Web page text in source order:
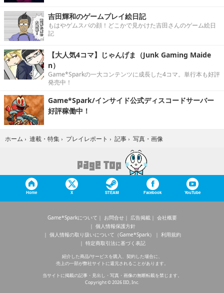
吉田輝和のゲームプレイ絵日記
もはやゲムスパの顔！どこかで見かけた吉田さんのゲーム絵日
記
【大人気4コマ】じゃんげま（Junk Gaming Maide
n）
Game*Sparkの一大コンテンツに成長した4コマ。単行本も好評
発売中！
Game*Spark/インサイド公式ディスコードサーバー
好評稼働中！
ホーム › 連載・特集 › プレイレポート › 記事 › 写真・画像
Home X STEAM Facebook YouTube
Game*Sparkについて お問合せ 広告掲載
会社概要
個人情報保護方針
個人情報の取り扱いについて（Game*Spark）
利用規約
特定商取引法に基づく表記
紹介した商品/サービスを購入、契約した場合に、
売上の一部が弊社サイトに還元されることがあります。
当サイトに掲載の記事・見出し・写真・画像の無断転載を禁じます。
Copyright © 2026 IID, Inc.